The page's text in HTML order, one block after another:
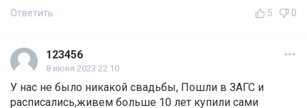
Ответить 5 0
123456
8 июня 2023 22:10
У нас не было никакой свадьбы, Пошли в ЗАГС и
расписались,живем больше 10 лет купили сами